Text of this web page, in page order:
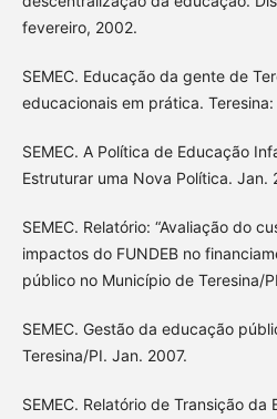
fevereiro, 2002.
SEMEC. Educação da gente de
educacionais em prática. Teresina:
SEMEC. A Política de Educação
Estruturar uma Nova Política. Jan.
SEMEC. Relatório: “Avaliação do
impactos do FUNDEB no
público no Município de Teresina/
SEMEC. Gestão da educação
Teresina/PI. Jan. 2007.
SEMEC. Relatório de Transição da